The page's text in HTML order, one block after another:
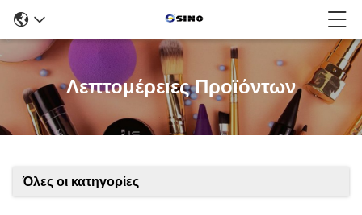
Λεπτομέρειες Προϊόντων
Όλες οι κατηγορίες